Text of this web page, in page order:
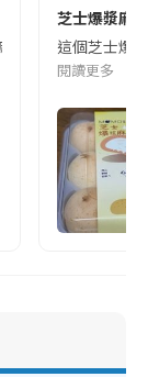
糬系甜品😍「麻
芝士爆漿麻
這個芝士爆
閱讀更多